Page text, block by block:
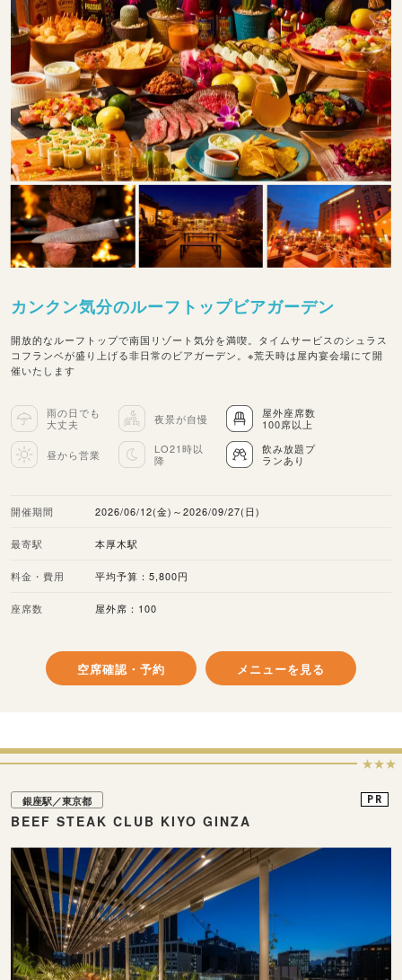
カンクン気分のルーフトップビアガーデン
開放的なルーフトップで南国リゾート気分を満喫。タイムサービスのシュラス
コフランベが盛り上げる非日常のビアガーデン。※荒天時は屋内宴会場にて開
催いたします
雨の日でも
大丈夫
夜景が自慢
屋外座席数
100席以上
昼から営業
LO21時以
降
飲み放題プ
ランあり
開催期間 2026/06/12(金)～2026/09/27(日)
最寄駅 本厚木駅
料金・費用 平均予算：5,800円
座席数 屋外席：100
空席確認・予約 メニューを見る
★★★
銀座駅／東京都
BEEF STEAK CLUB KIYO GINZA
PR